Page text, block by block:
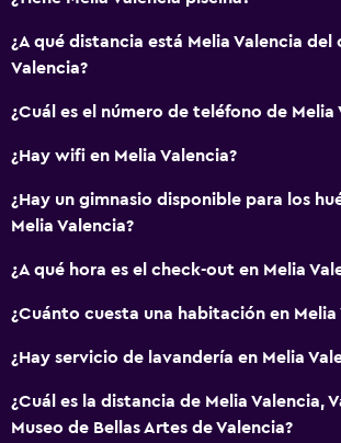
Gorro de baño
Baño pequeño adicional
Tina de baño
Aseo
Ducha italiana
Piso de parquet o madera noble
¿A qué distancia está Melia Valencia del
Valencia?
¿Cuál es el número de teléfono de Melia
¿Hay wifi en Melia Valencia?
¿Hay un gimnasio disponible para los
Melia Valencia?
¿A qué hora es el check-out en Melia
¿Cuánto cuesta una habitación en Melia
¿Hay servicio de lavandería en Melia
¿Cuál es la distancia de Melia Valencia,
Museo de Bellas Artes de Valencia?